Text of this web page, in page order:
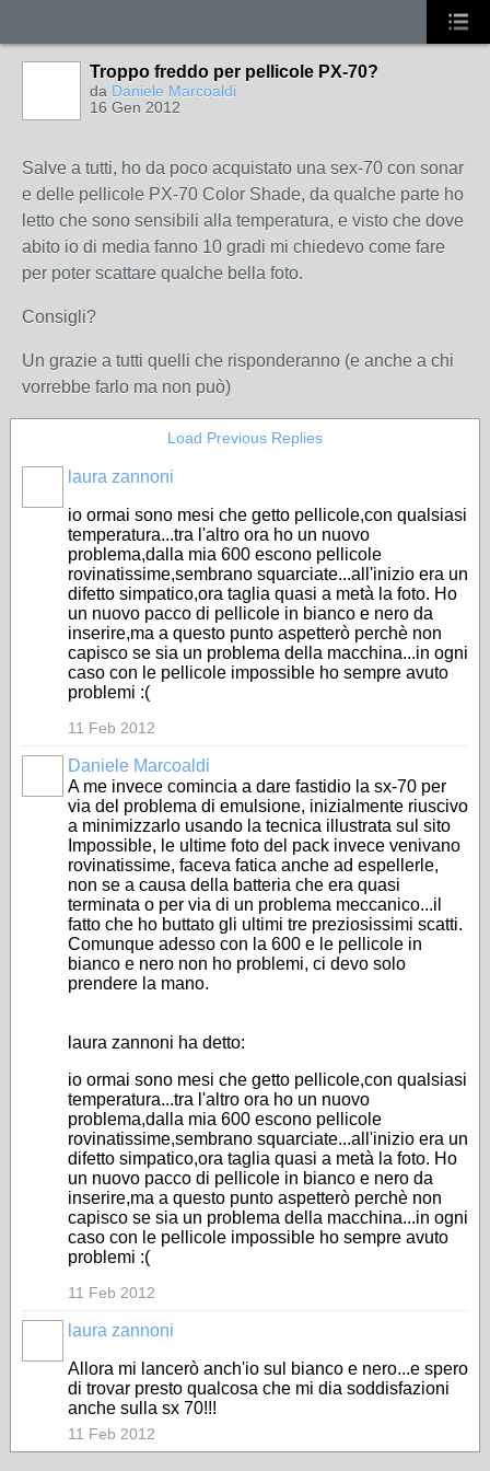
Troppo freddo per pellicole PX-70?
da Daniele Marcoaldi
16 Gen 2012
Salve a tutti, ho da poco acquistato una sex-70 con sonar
e delle pellicole PX-70 Color Shade, da qualche parte ho
letto che sono sensibili alla temperatura, e visto che dove
abito io di media fanno 10 gradi mi chiedevo come fare
per poter scattare qualche bella foto.
Consigli?
Un grazie a tutti quelli che risponderanno (e anche a chi
vorrebbe farlo ma non può)
Load Previous Replies
laura zannoni
io ormai sono mesi che getto pellicole,con qualsiasi
temperatura...tra l'altro ora ho un nuovo
problema,dalla mia 600 escono pellicole
rovinatissime,sembrano squarciate...all'inizio era un
difetto simpatico,ora taglia quasi a metà la foto. Ho
un nuovo pacco di pellicole in bianco e nero da
inserire,ma a questo punto aspetterò perchè non
capisco se sia un problema della macchina...in ogni
caso con le pellicole impossible ho sempre avuto
problemi :(
11 Feb 2012
Daniele Marcoaldi
A me invece comincia a dare fastidio la sx-70 per
via del problema di emulsione, inizialmente riuscivo
a minimizzarlo usando la tecnica illustrata sul sito
Impossible, le ultime foto del pack invece venivano
rovinatissime, faceva fatica anche ad espellerle,
non se a causa della batteria che era quasi
terminata o per via di un problema meccanico...il
fatto che ho buttato gli ultimi tre preziosissimi scatti.
Comunque adesso con la 600 e le pellicole in
bianco e nero non ho problemi, ci devo solo
prendere la mano.
laura zannoni ha detto:
io ormai sono mesi che getto pellicole,con qualsiasi
temperatura...tra l'altro ora ho un nuovo
problema,dalla mia 600 escono pellicole
rovinatissime,sembrano squarciate...all'inizio era un
difetto simpatico,ora taglia quasi a metà la foto. Ho
un nuovo pacco di pellicole in bianco e nero da
inserire,ma a questo punto aspetterò perchè non
capisco se sia un problema della macchina...in ogni
caso con le pellicole impossible ho sempre avuto
problemi :(
11 Feb 2012
laura zannoni
Allora mi lancerò anch'io sul bianco e nero...e spero
di trovar presto qualcosa che mi dia soddisfazioni
anche sulla sx 70!!!
11 Feb 2012